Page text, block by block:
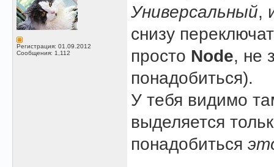
Регистрация: 01.09.2012
Сообщения: 1,112
Универсальный,
снизу
просто Node, не
понадобиться).
У тебя видимо
выделяется
понадобиться